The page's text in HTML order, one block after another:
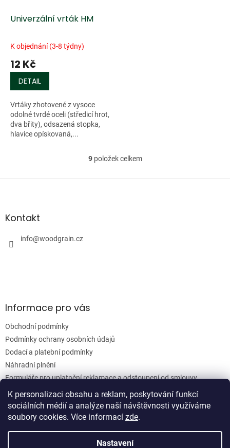
K personalizaci obsahu a reklam, poskytování funkcí
sociálních médií a analýze naší návštěvnosti využíváme
soubory cookies. Více informací zde.
Nastavení
Univerzální vrták HM
K objednání (3-8 týdny)
12 Kč
DETAIL
Vrtáky zhotovené z vysoce
odolné tvrdé oceli (středicí hrot,
dva břity), odsazená stopka,
hlavice opískovaná,...
O
l
u
9položek celkem
Z
aKontakt
info@woodgrain.cz
Informace pro vás
Obchodní podmínky
Podmínky ochrany osobních údajů
Dodací a platební podmínky
Náhradní plnění
Formuláře pro uplatnění reklamace a odstoupení od smlouvy
Moje objednávka